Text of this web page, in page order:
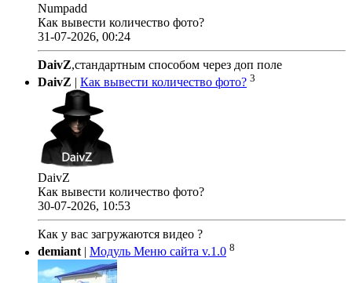
Numpadd
Как вывести количество фото?
31-07-2026, 00:24
DaivZ,стандартным способом через доп поле
DaivZ
Как вывести количество фото? 3
DaivZ
Как вывести количество фото?
30-07-2026, 10:53
Как у вас загружаются видео ?
demiant| Модуль Меню сайта v.1.0 8